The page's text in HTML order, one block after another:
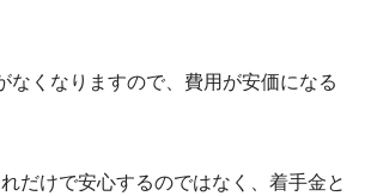
なくなりますので、費用が安価になる
だけで安心するのではなく、着手金と